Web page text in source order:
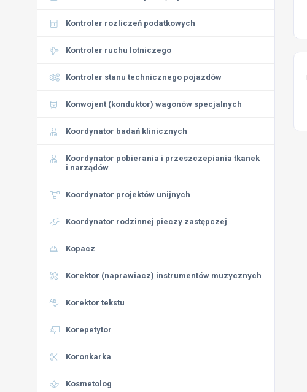
Kontroler rozliczeń podatkowych
Kontroler ruchu lotniczego
Kontroler stanu technicznego pojazdów
Konwojent (konduktor) wagonów specjalnych
Koordynator badań klinicznych
Koordynator pobierania i przeszczepiania tkanek
i narządów
Koordynator projektów unijnych
Koordynator rodzinnej pieczy zastępczej
Kopacz
Korektor (naprawiacz) instrumentów muzycznych
Korektor tekstu
Korepetytor
Koronkarka
Kosmetolog